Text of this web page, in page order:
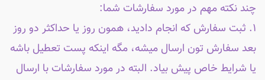
چند نکته مهم در مورد سفارشات شما:
۱. ثبت سفارش که انجام دادید، همون روز یا حداکثر دو روز
بعد سفارش تون ارسال میشه، مگه اینکه پست تعطیل باشه
یا شرایط خاص پیش بیاد. البته در مورد سفارشات با ارسال